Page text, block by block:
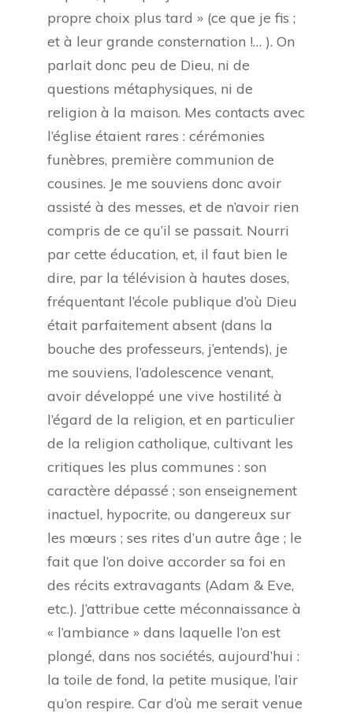
propre choix plus tard » (ce que je fis ;
et à leur grande consternation !… ). On
parlait donc peu de Dieu, ni de
questions métaphysiques, ni de
religion à la maison. Mes contacts avec
l’église étaient rares : cérémonies
funèbres, première communion de
cousines. Je me souviens donc avoir
assisté à des messes, et de n’avoir rien
compris de ce qu’il se passait. Nourri
par cette éducation, et, il faut bien le
dire, par la télévision à hautes doses,
fréquentant l’école publique d’où Dieu
était parfaitement absent (dans la
bouche des professeurs, j’entends), je
me souviens, l’adolescence venant,
avoir développé une vive hostilité à
l’égard de la religion, et en particulier
de la religion catholique, cultivant les
critiques les plus communes : son
caractère dépassé ; son enseignement
inactuel, hypocrite, ou dangereux sur
les mœurs ; ses rites d’un autre âge ; le
fait que l’on doive accorder sa foi en
des récits extravagants (Adam & Eve,
etc.). J’attribue cette méconnaissance à
« l’ambiance » dans laquelle l’on est
plongé, dans nos sociétés, aujourd’hui :
la toile de fond, la petite musique, l’air
qu’on respire. Car d’où me serait venue